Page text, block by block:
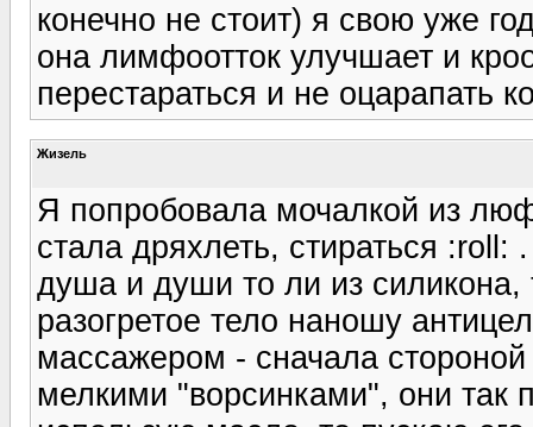
конечно не стоит) я свою уже
она лимфоотток улучшает и
перестараться и не оцарапать
Жизель
Я попробовала мочалкой из
стала дряхлеть, стираться
душа и души то ли из силикона,
разогретое тело наношу
массажером - сначала
мелкими "ворсинками", они так